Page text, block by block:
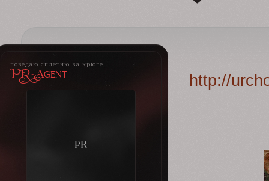
поведаю сплетню за крюге
PR-Agent http://